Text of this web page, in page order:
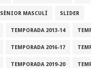
SÈNIOR MASCULÍ SLIDER
TEMPORADA 2013-14
TEMPORADA 2016-17
TEMPORADA 2019-20